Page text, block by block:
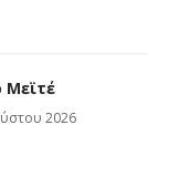
Μεϊτέ
2026